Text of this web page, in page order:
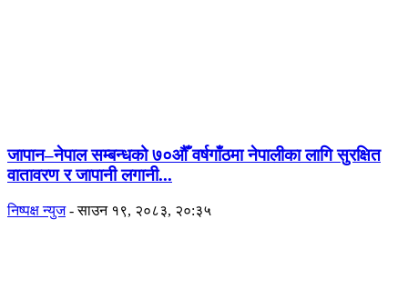
जापान–नेपाल सम्बन्धको ७०औँ वर्षगाँठमा नेपालीका लागि सुरक्षित
वातावरण र जापानी लगानी...
निष्पक्ष न्युज - साउन १९, २०८३, २०:३५